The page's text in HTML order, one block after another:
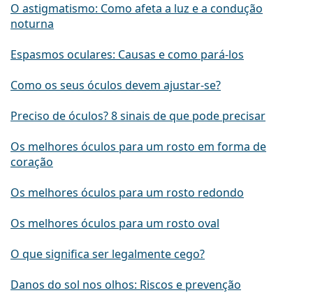
O astigmatismo: Como afeta a luz e a condução
noturna
Espasmos oculares: Causas e como pará-los
Como os seus óculos devem ajustar-se?
Preciso de óculos? 8 sinais de que pode precisar
Os melhores óculos para um rosto em forma de
coração
Os melhores óculos para um rosto redondo
Os melhores óculos para um rosto oval
O que significa ser legalmente cego?
Danos do sol nos olhos: Riscos e prevenção